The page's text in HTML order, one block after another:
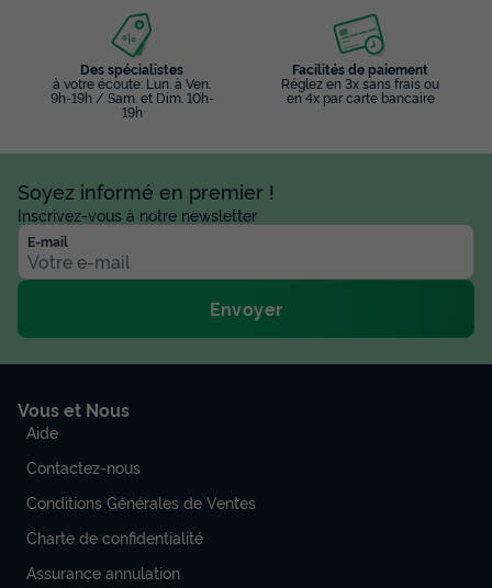
Des spécialistes
à votre écoute: Lun. à Ven.
9h-19h / Sam. et Dim. 10h-
19h
Facilités de paiement
Réglez en 3x sans frais ou
en 4x par carte bancaire
Soyez informé en premier !
Inscrivez-vous à notre newsletter
E-mail
Envoyer
Vous et Nous
Aide
Contactez-nous
Conditions Générales de Ventes
Charte de confidentialité
Assurance annulation